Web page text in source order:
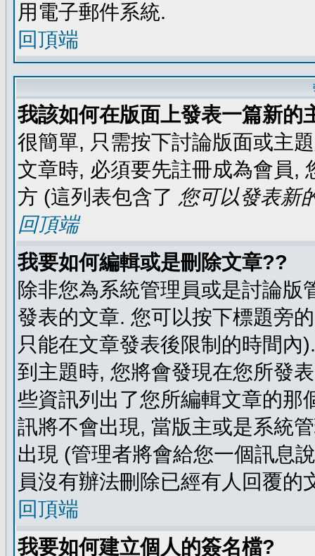
用電子郵件系統.
回頂端
我該如何在版面上發表一篇新的
很簡單, 只需按下討論版面或主
文章時, 必須要先註冊成為會員,
方 (這列表包含了 您可以發表新
回頂端
我要如何編輯或是刪除文章??
除非您為系統管理員或是討論
發表的文章. 您可以按下標題旁
只能在文章發表後限制的時間
到主題時, 您將會發現在您所發
些資訊列出了您所編輯文章的那
訊將不會出現, 當版主或是系統
出現 (管理者將會給您一個訊息
員沒有辦法刪除已經有人回覆的
回頂端
我要如何建立個人的簽名檔?